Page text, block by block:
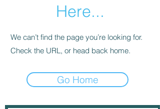
Here...
We can’t find the page you’re looking for.
Check the URL, or head back home.
Go Home